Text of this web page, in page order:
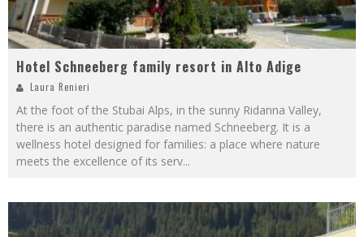
Hotel Schneeberg family resort in Alto Adige
Laura Renieri
At the foot of the Stubai Alps, in the sunny Ridanna Valley,
there is an authentic paradise named Schneeberg. It is a
wellness hotel designed for families: a place where nature
meets the excellence of its serv...